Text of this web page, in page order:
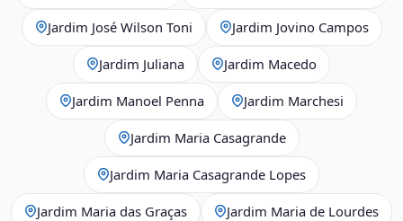
Jardim José Wilson Toni Jardim Jovino Campos
Jardim Juliana Jardim Macedo
Jardim Manoel Penna Jardim Marchesi
Jardim Maria Casagrande
Jardim Maria Casagrande Lopes
Jardim Maria das Graças Jardim Maria de Lourdes